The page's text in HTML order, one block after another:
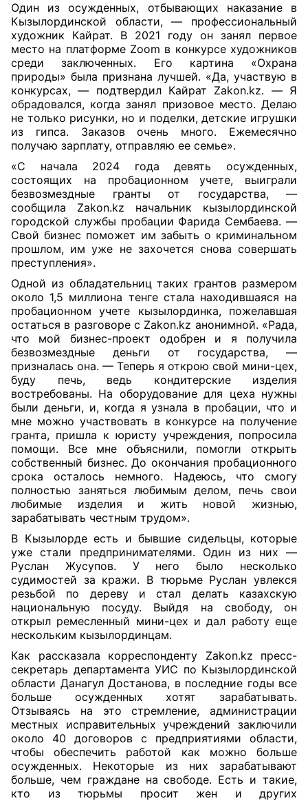
Один из осужденных, отбывающих наказание в
Кызылординской области, — профессиональный
художник Кайрат. В 2021 году он занял первое
место на платформе Zoom в конкурсе художников
среди заключенных. Его картина «Охрана
природы» была признана лучшей. «Да, участвую в
конкурсах, — подтвердил Кайрат Zakon.kz. — Я
обрадовался, когда занял призовое место. Делаю
не только рисунки, но и поделки, детские игрушки
из гипса. Заказов очень много. Ежемесячно
получаю зарплату, отправляю ее семье».
«С начала 2024 года девять осужденных,
состоящих на пробационном учете, выиграли
безвозмездные гранты от государства, —
сообщила Zakon.kz начальник кызылординской
городской службы пробации Фарида Сембаева. —
Свой бизнес поможет им забыть о криминальном
прошлом, им уже не захочется снова совершать
преступления».
Одной из обладательниц таких грантов размером
около 1,5 миллиона тенге стала находившаяся на
пробационном учете кызылординка, пожелавшая
остаться в разговоре с Zakon.kz анонимной. «Рада,
что мой бизнес-проект одобрен и я получила
безвозмездные деньги от государства, —
призналась она. — Теперь я открою свой мини-цех,
буду печь, ведь кондитерские изделия
востребованы. На оборудование для цеха нужны
были деньги, и, когда я узнала в пробации, что и
мне можно участвовать в конкурсе на получение
гранта, пришла к юристу учреждения, попросила
помощи. Все мне объяснили, помогли открыть
собственный бизнес. До окончания пробационного
срока осталось немного. Надеюсь, что смогу
полностью заняться любимым делом, печь свои
любимые изделия и жить новой жизнью,
зарабатывать честным трудом».
В Кызылорде есть и бывшие сидельцы, которые
уже стали предпринимателями. Один из них —
Руслан Жусупов. У него было несколько
судимостей за кражи. В тюрьме Руслан увлекся
резьбой по дереву и стал делать казахскую
национальную посуду. Выйдя на свободу, он
открыл ремесленный мини-цех и дал работу еще
нескольким кызылординцам.
Как рассказала корреспонденту Zakon.kz пресс-
секретарь департамента УИС по Кызылординской
области Данагул Достанова, в последние годы все
больше осужденных хотят зарабатывать.
Отзываясь на это стремление, администрации
местных исправительных учреждений заключили
около 40 договоров с предприятиями области,
чтобы обеспечить работой как можно больше
осужденных. Некоторые из них зарабатывают
больше, чем граждане на свободе. Есть и такие,
кто из тюрьмы просит жен и других